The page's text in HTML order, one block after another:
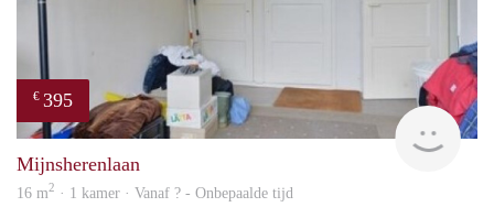
€ 395
Mijnsherenlaan
16 m2 · 1 kamer · Vanaf ? - Onbepaalde tijd